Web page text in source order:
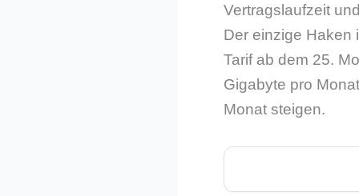
Vertragslaufzeit
Der einzige Haken
Tarif ab dem 25.
Gigabyte pro
Monat steigen.